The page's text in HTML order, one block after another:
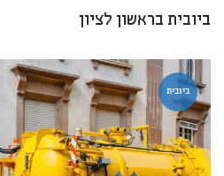
ביובית בראשון לציון
ביובית